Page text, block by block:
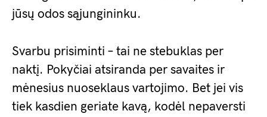
jūsų odos sąjungininku.
Svarbu prisiminti – tai ne stebuklas per
naktį. Pokyčiai atsiranda per savaites ir
mėnesius nuoseklaus vartojimo. Bet jei vis
tiek kasdien geriate kavą, kodėl nepaversti